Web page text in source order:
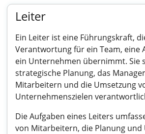
Leiter
Ein Leiter ist eine Führungskraft,
Verantwortung für ein Team, eine
ein Unternehmen übernimmt. Sie
strategische Planung, das
Mitarbeitern und die Umsetzung
Unternehmenszielen
Die Aufgaben eines Leiters
von Mitarbeitern, die Planung und